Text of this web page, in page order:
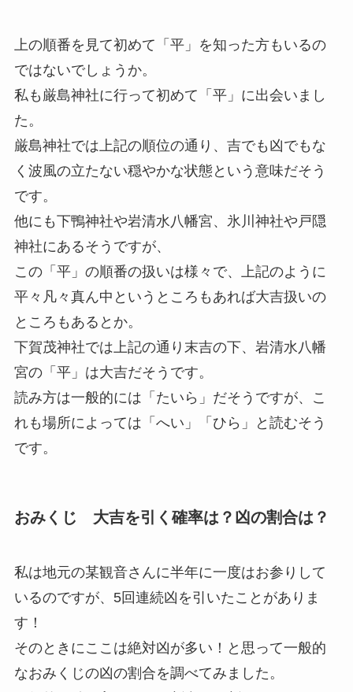
上の順番を見て初めて「 平」を知った方もいるの
ではないでしょうか。
私も厳島神社に行って初めて「平」に出会いまし
た。
厳島神社では上記の順位の通り、吉でも凶でもな
く波風の立たない穏やかな状態という意味だそう
です。
他にも下鴨神社や岩清水八幡宮、氷川神社や戸隠
神社にあるそうですが、
この「平」の順番の扱いは様々 で、上記のように
平々凡々真ん中というところもあれば大吉扱いの
ところもあるとか。
下賀茂神社では上記の通り末吉の下、 岩清水八幡
宮の「平」は大吉だそうです。
読み方は一般的には「たいら」だそうですが、こ
れも場所によっては「へい」「ひら」と読むそう
です。
おみくじ 大吉を引く確率は？凶の割合は？
私は地元の某観音さんに半年に一度はお参りして
いるのですが、5回連続凶を引いたことがありま
す！
そのときにここは絶対凶が多い！と思って一般的
なおみくじの凶の割合を調べてみました。